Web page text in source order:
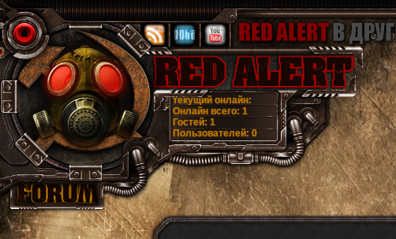
//
Онлайн всего: 1
Гостей: 1
Пользователей: 0
текущий онлайн: